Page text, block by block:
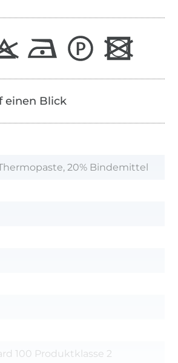
einen Blick
20% Bindemittel
100 Produktklasse 2